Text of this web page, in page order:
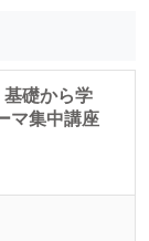
礎から学
集中講座